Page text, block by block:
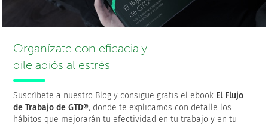
hacer una esfuerzo adicional importante para definir y
mantener día a día la estructura necesaria que te
permita usar GTD correctamente y, sobre todo, para no
hacer lo que no se debe hacer (los errores habituales e
imperceptibles que terminan provocando que
vagón).
En cualquier caso, elijas la herramienta que elijas,para
ser efectivo lo importante es que realmente estés
“haciendo GTD”, y eso no es responsabilidad de las
Organízate con eficacia y
dile adiós al estrés
Suscríbete a nuestro Blog y consigue gratis el ebook El Flujo
de Trabajo de GTD®, donde te explicamos con detalle los
hábitos que mejorarán tu efectividad en tu trabajo y en tu